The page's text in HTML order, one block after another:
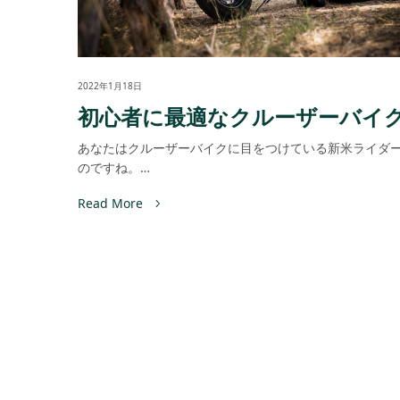
2022年1月18日
初心者に最適なクルーザーバイ
あなたはクルーザーバイクに目をつけている新米ライダ
のですね。…
Read More